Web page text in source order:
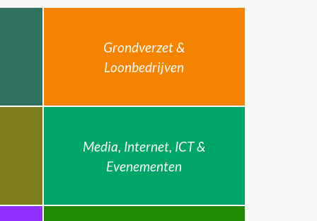
Grondverzet &
Loonbedrijven
Media, Internet, ICT &
Evenementen